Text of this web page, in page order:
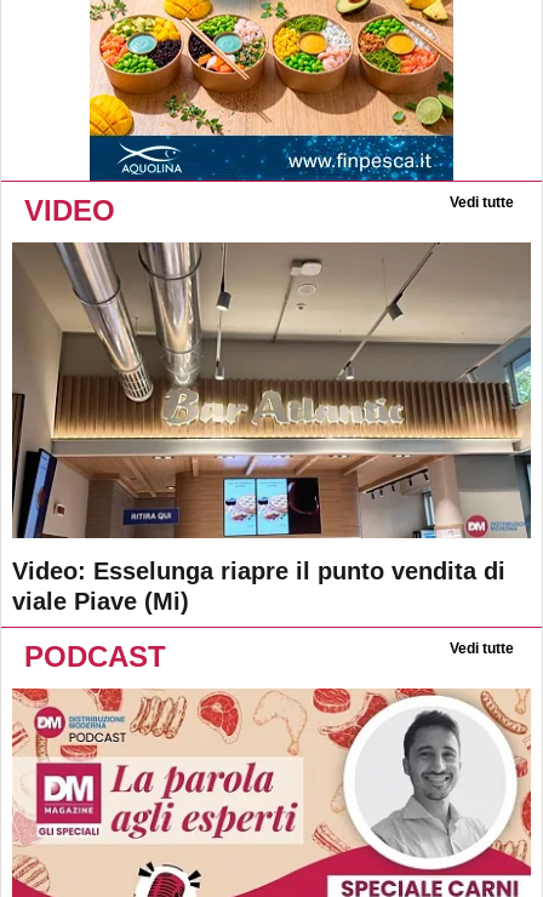
VIDEO Vedi tutte
Video: Esselunga riapre il punto vendita di
viale Piave (Mi)
PODCAST Vedi tutte